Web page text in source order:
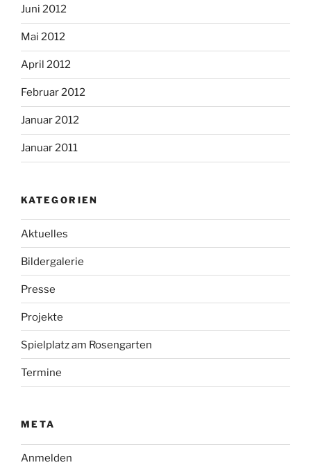
Juni 2012
Mai 2012
April 2012
Februar 2012
Januar 2012
Januar 2011
KATEGORIEN
Aktuelles
Bildergalerie
Presse
Projekte
Spielplatz am Rosengarten
Termine
META
Anmelden